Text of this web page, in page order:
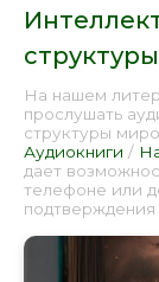
На нашем
прослушать
структуры
Аудиокниги /
дает
телефоне или
подтверждения